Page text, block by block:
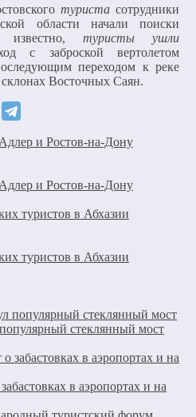
туриста cотрудники
области начали поиски
известно,туристы ушли
с заброской вертолетом
переходом к реке
Восточных Саян.
и Ростов-на-Дону
и Ростов-на-Дону
туристов в Абхазии
туристов в Абхазии
стеклянный мост
в аэропортах и на